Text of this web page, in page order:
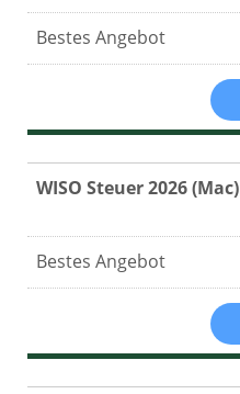
WISO Steuer 2026 (Mac)